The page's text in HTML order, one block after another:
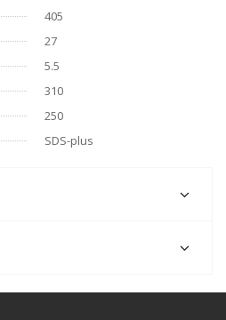
405
27
5.5
310
250
SDS-plus